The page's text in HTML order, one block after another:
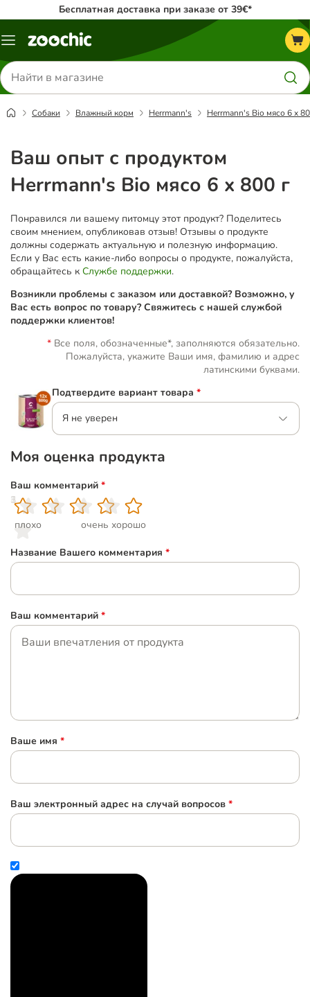
Бесплатная доставка при заказе от 39€*
Каталог
Поиск
товаров
Собаки Влажный корм Herrmann's Herrmann's Bio мясо 6 x
Ваш опыт с продуктом
Herrmann's Bio мясо 6 x 800 г
Понравился ли вашему питомцу этот продукт? Поделитесь
своим мнением, опубликовав отзыв! Отзывы о продукте
должны содержать актуальную и полезную информацию.
Если у Вас есть какие-либо вопросы о продукте, пожалуйста,
обращайтесь к Службе поддержки.
Возникли проблемы с заказом или доставкой? Возможно, у
Вас есть вопрос по товару? Свяжитесь с нашей службой
поддержки клиентов!
Все поля, обозначенные*, заполняются обязательно.
Пожалуйста, укажите Ваши имя, фамилию и адрес
латинскими буквами.
Подтвердите вариант товара *
Я не уверен
Моя оценка продукта
Ваш комментарий *
1
плохо
2
3
4
5
очень хорошо
Название Вашего комментария *
Ваш комментарий *
Ваше имя *
Ваш электронный адрес на случай вопросов *